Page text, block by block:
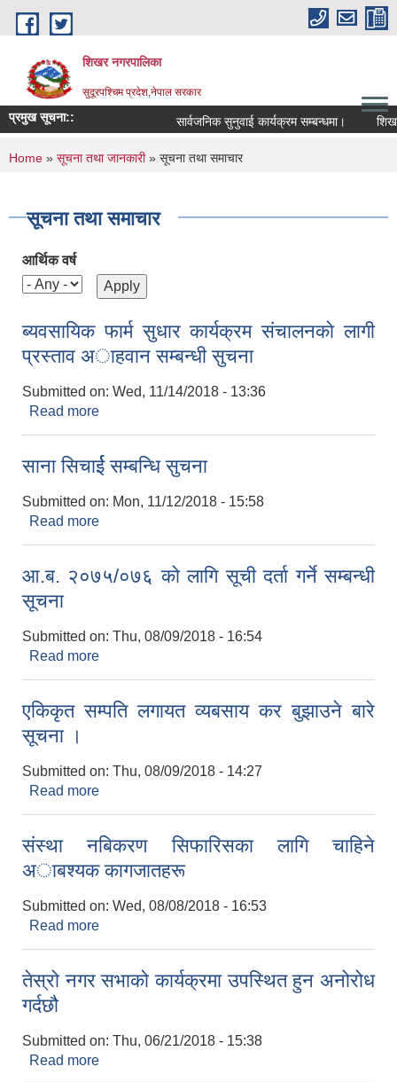
Skip to main content
शिखर नगरपालिका
सुदूरपश्चिम प्रदेश,नेपाल सरकार
प्रमुख सूचना:: सार्वजनिक सुनुवाई कार्यक्रम सम्बन्धमा। शिखर
You are here
Home » सूचना तथा जानकारी» सूचना तथा समाचार
सूचना तथा समाचार
आर्थिक वर्ष
ब्यवसायिक फार्म सुधार कार्यक्रम संचालनकाे लागी
प्रस्ताव अाहवान सम्बन्धी सुचना
Submitted on: Wed, 11/14/2018 - 13:36
Read more
साना सिचार्ई सम्बन्धि सुचना
Submitted on: Mon, 11/12/2018 - 15:58
Read more
आ.ब. २०७५/०७६ को लागि सूची दर्ता गर्ने सम्बन्धी
सूचना
Submitted on: Thu, 08/09/2018 - 16:54
Read more
एकिकृत सम्पति लगायत व्यबसाय कर बुझाउने बारे
सूचना ।
Submitted on: Thu, 08/09/2018 - 14:27
Read more
संस्था नबिकरण सिफारिसका लागि चाहिने
अाबश्यक कागजातहरू
Submitted on: Wed, 08/08/2018 - 16:53
Read more
तेस्रो नगर सभाको कार्यक्रमा उपस्थित हुन अनोरोध
गर्दछौ
Submitted on: Thu, 06/21/2018 - 15:38
Read more